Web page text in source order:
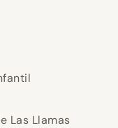
Las Llamas